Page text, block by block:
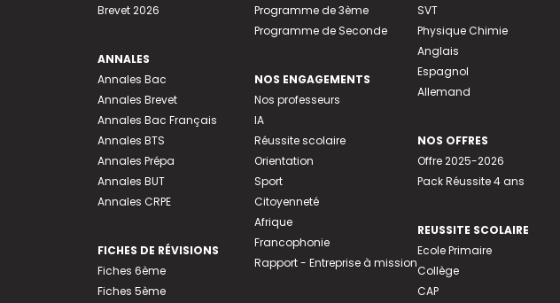
Brevet 2026
ANNALES
Annales Bac
Annales Brevet
Annales Bac Français
Annales BTS
Annales Prépa
Annales BUT
Annales CRPE
FICHES DE RÉVISIONS
Fiches 6ème
Fiches 5ème
Programme de 3ème
Programme de Seconde
NOS ENGAGEMENTS
Nos professeurs
IA
Réussite scolaire
Orientation
Sport
Citoyenneté
Afrique
Francophonie
Rapport - Entreprise à mission
SVT
Physique Chimie
Anglais
Espagnol
Allemand
NOS OFFRES
Offre 2025-2026
Pack Réussite 4 ans
REUSSITE SCOLAIRE
Ecole Primaire
Collège
CAP